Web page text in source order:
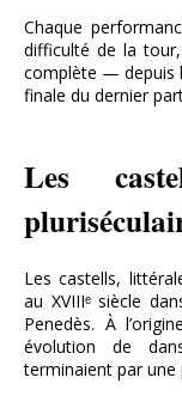
Chaque
difficulté de la
complète — depuis
finale du dernier
Les
Les castells,
au XVIIIᵉ siècle
Penedès. À
évolution de
terminaient par une